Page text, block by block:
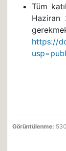
Tüm
Haziran
https://
Görüntülenme: 530